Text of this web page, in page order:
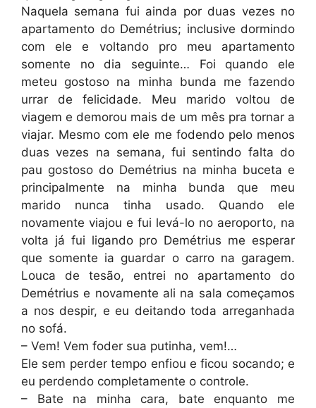
Naquela semana fui ainda por duas vezes no
apartamento do Demétrius; inclusive dormindo
com ele e voltando pro meu apartamento
somente no dia seguinte… Foi quando ele
meteu gostoso na minha bunda me fazendo
urrar de felicidade. Meu marido voltou de
viagem e demorou mais de um mês pra tornar a
viajar. Mesmo com ele me fodendo pelo menos
duas vezes na semana, fui sentindo falta do
pau gostoso do Demétrius na minha buceta e
principalmente na minha bunda que meu
marido nunca tinha usado. Quando ele
novamente viajou e fui levá-lo no aeroporto, na
volta já fui ligando pro Demétrius me esperar
que somente ia guardar o carro na garagem.
Louca de tesão, entrei no apartamento do
Demétrius e novamente ali na sala começamos
a nos despir, e eu deitando toda arreganhada
no sofá.
– Vem! Vem foder sua putinha, vem!…
Ele sem perder tempo enfiou e ficou socando; e
eu perdendo completamente o controle.
– Bate na minha cara, bate enquanto me